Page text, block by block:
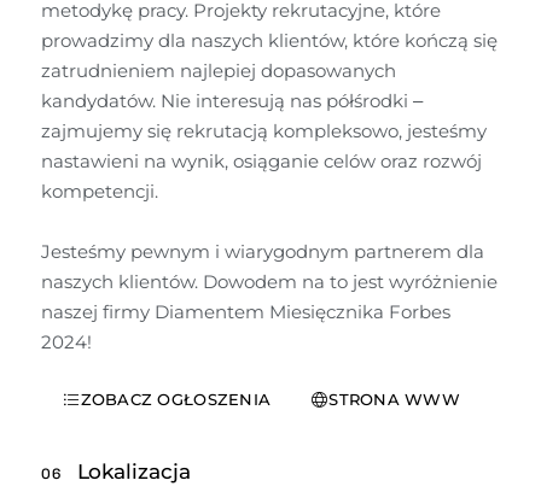
metodykę pracy. Projekty rekrutacyjne, które
prowadzimy dla naszych klientów, które kończą się
zatrudnieniem najlepiej dopasowanych
kandydatów. Nie interesują nas półśrodki –
zajmujemy się rekrutacją kompleksowo, jesteśmy
nastawieni na wynik, osiąganie celów oraz rozwój
kompetencji.
Jesteśmy pewnym i wiarygodnym partnerem dla
naszych klientów. Dowodem na to jest wyróżnienie
naszej firmy Diamentem Miesięcznika Forbes
2024!
ZOBACZ OGŁOSZENIA STRONA WWW
06 Lokalizacja